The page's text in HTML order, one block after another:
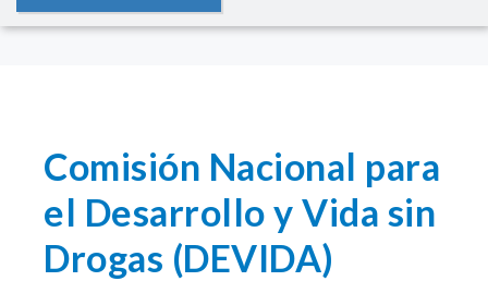
Comisión Nacional para
el Desarrollo y Vida sin
Drogas (DEVIDA)